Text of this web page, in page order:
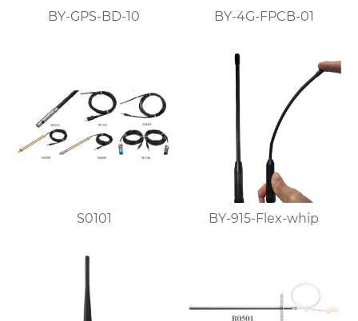
BY-GPS-BD-10 BY-4G-FPCB-01
S0101 BY-915-Flex-whip